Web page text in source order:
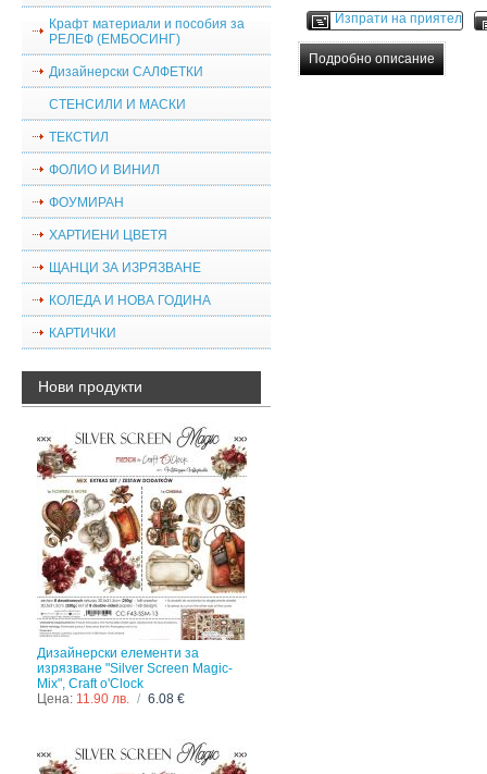
Крафт материали и пособия за
РЕЛЕФ (ЕМБОСИНГ)
Дизайнерски САЛФЕТКИ
СТЕНСИЛИ И МАСКИ
ТЕКСТИЛ
ФОЛИО И ВИНИЛ
ФОУМИРАН
ХАРТИЕНИ ЦВЕТЯ
ЩАНЦИ ЗА ИЗРЯЗВАНЕ
КОЛЕДА И НОВА ГОДИНА
КАРТИЧКИ
Нови продукти
Дизайнерски елементи за
изрязване "Silver Screen Magic-
Mix", Craft o'Clock
Цена: 11.90 лв. / 6.08 €
Изпрати на приятел
Подробно описание